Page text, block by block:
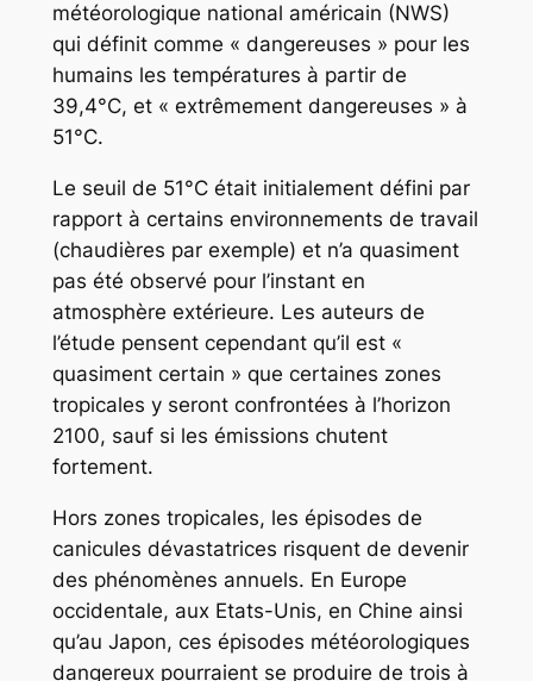
météorologique national américain (NWS)
qui définit comme « dangereuses » pour les
humains les températures à partir de
39,4°C, et « extrêmement dangereuses » à
51°C.
Le seuil de 51°C était initialement défini par
rapport à certains environnements de travail
(chaudières par exemple) et n’a quasiment
pas été observé pour l’instant en
atmosphère extérieure. Les auteurs de
l’étude pensent cependant qu’il est «
quasiment certain » que certaines zones
tropicales y seront confrontées à l’horizon
2100, sauf si les émissions chutent
fortement.
Hors zones tropicales, les épisodes de
canicules dévastatrices risquent de devenir
des phénomènes annuels. En Europe
occidentale, aux Etats-Unis, en Chine ainsi
qu’au Japon, ces épisodes météorologiques
dangereux pourraient se produire de trois à